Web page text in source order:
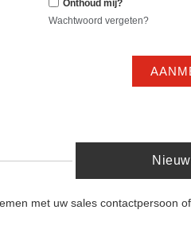
Onthoud mij?
Wachtwoord vergeten?
met uw sales contactpersoon